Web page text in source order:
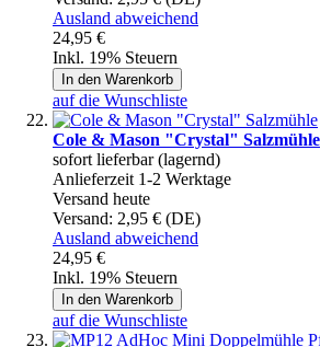
Ausland abweichend
24,95 €
Inkl. 19% Steuern
In den Warenkorb
auf die Wunschliste
Cole & Mason "Crystal" Salzmühle
sofort lieferbar (lagernd)
Anlieferzeit 1-2 Werktage
Versand heute
Versand: 2,95 € (DE)
Ausland abweichend
24,95 €
Inkl. 19% Steuern
In den Warenkorb
auf die Wunschliste